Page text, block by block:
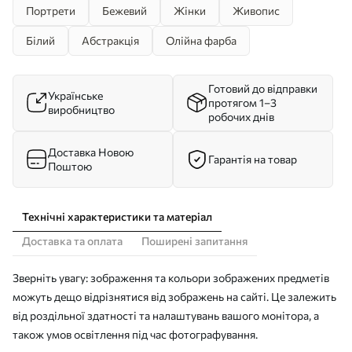
Портрети Бежевий Жінки Живопис
Білий Абстракція Олійна фарба
Українське
виробництво
Готовий до відправки
протягом 1–3
робочих днів
Доставка Новою
Поштою
Гарантія на товар
Технічні характеристики та матеріал
Доставка та оплата
Поширені запитання
Зверніть увагу: зображення та кольори зображених предметів
можуть дещо відрізнятися від зображень на сайті. Це залежить
від роздільної здатності та налаштувань вашого монітора, а
також умов освітлення під час фотографування.